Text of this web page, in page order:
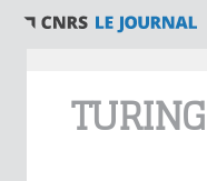
TURING